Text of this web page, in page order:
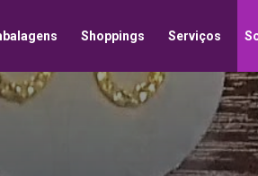
Shoppings Serviços